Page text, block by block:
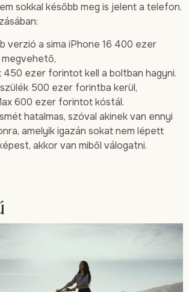
sokkal később meg is jelent a telefon.
verzió a sima iPhone 16 400 ezer
450 ezer forintot kell a boltban hagyni.
500 ezer forintba kerül,
600 ezer forintot kóstál.
hatalmas, szóval akinek van ennyi
amelyik igazán sokat nem lépett
akkor van miből válogatni.